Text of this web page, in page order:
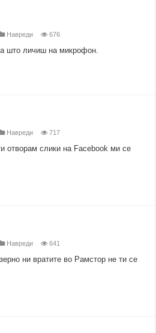
Навреди 676
што личиш на микрофон.
Навреди 717
отворам слики на Facebook ми се
Навреди 641
ни вратите во Рамстор не ти се